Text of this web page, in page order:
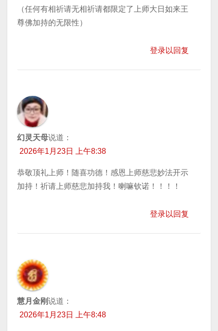
（任何有相祈请无相祈请都限定了上师大日如来王
尊佛加持的无限性）
登录以回复
幻灵天母说道：
2026年1月23日 上午8:38
恭敬顶礼上师！随喜功德！感恩上师慈悲妙法开示
加持！祈请上师慈悲加持我！喇嘛钦诺！！！！
登录以回复
慧月金刚说道：
2026年1月23日 上午8:48